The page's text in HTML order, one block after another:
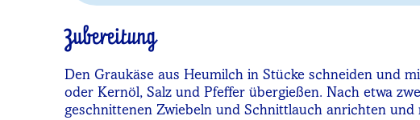
Zubereitung
Den Graukäse aus Heumilch in Stücke schneiden und
oder Kernöl, Salz und Pfeffer übergießen. Nach etwa
geschnittenen Zwiebeln und Schnittlauch anrichten